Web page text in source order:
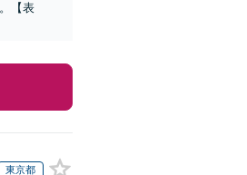
【表
東京都